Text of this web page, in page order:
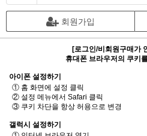
회원가입
[로그인/비회원구매가
휴대폰 브라우저의 쿠키
아이폰 설정하기
① 홈 화면에 설정 클릭
② 설정 메뉴에서 Safari 클릭
③ 쿠키 차단을 항상 허용으로 변경
갤럭시 설정하기